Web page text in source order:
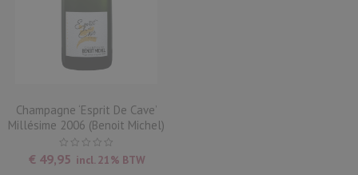
Champagne ‘Esprit De Cave’
Millésime 2006 (Benoit Michel)
€ 49,95 incl. 21% BTW